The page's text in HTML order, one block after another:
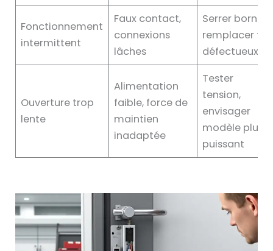
Fonctionnement
intermittent
Faux contact,
connexions
lâches
Serrer bornes,
remplacer fils
défectueux
Ouverture trop
lente
Alimentation
faible, force de
maintien
inadaptée
Tester
tension,
envisager
modèle plus
puissant